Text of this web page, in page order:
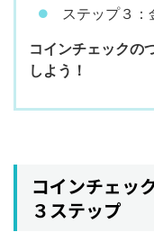
ステップ３
コインチェックの
しよう！
コインチェッ
３ステップ